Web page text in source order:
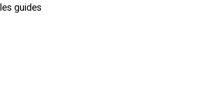
les guides